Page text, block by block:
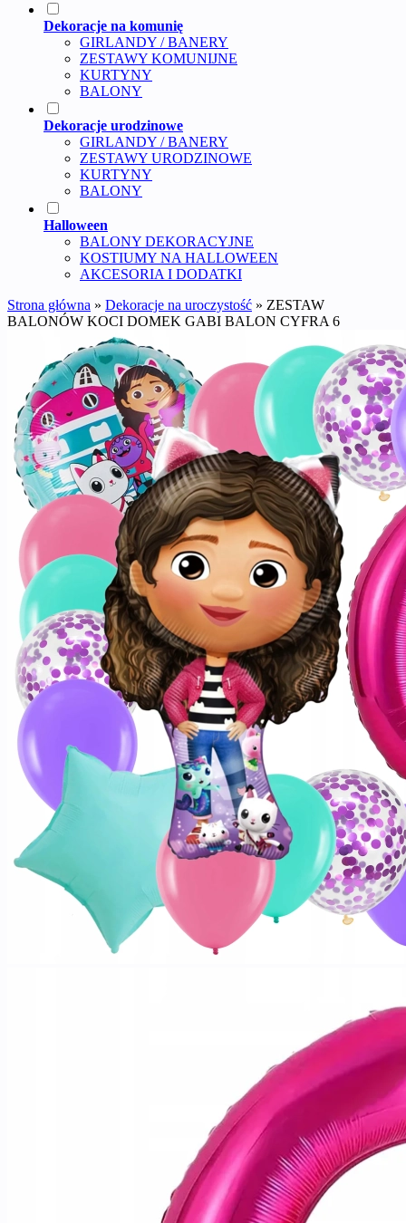
Dekoracje na komunię
GIRLANDY / BANERY
ZESTAWY KOMUNIJNE
KURTYNY
BALONY
Dekoracje urodzinowe
GIRLANDY / BANERY
ZESTAWY URODZINOWE
KURTYNY
BALONY
Halloween
BALONY DEKORACYJNE
KOSTIUMY NA HALLOWEEN
AKCESORIA I DODATKI
Strona główna » Dekoracje na uroczystość » ZESTAW
BALONÓW KOCI DOMEK GABI BALON CYFRA 6